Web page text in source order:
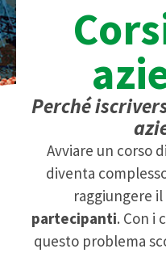
Perché
Avviare un corso
diventa
raggiungere il
partecipanti. Con i
questo problema